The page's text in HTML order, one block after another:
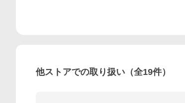
他ストアでの取り扱い（全19件）